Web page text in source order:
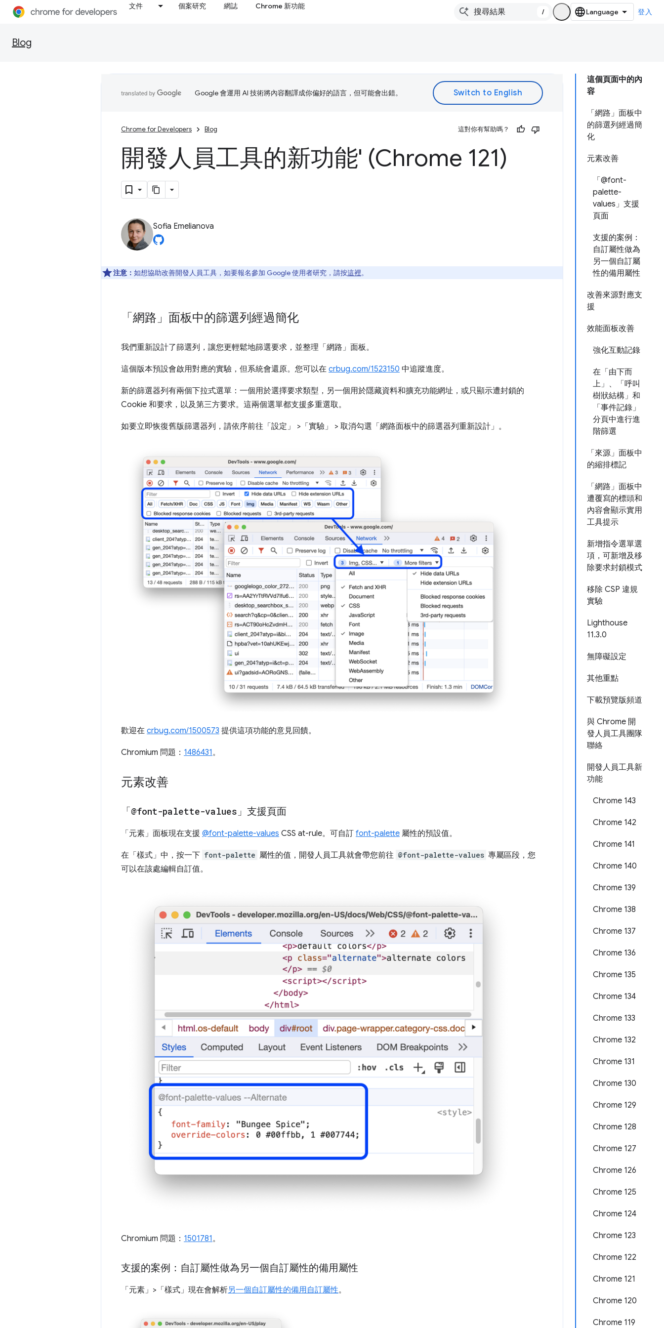
文件 個案研究 網誌 Chrome 新功能
/ 登入
Blog
這個頁面中的內
容
「網路」面板中
的篩選列經過簡
化
元素改善
「@font-
palette-
values」支援
頁面
支援的案例：
自訂屬性做為
另一個自訂屬
性的備用屬性
改善來源對應支
援
效能面板改善
強化互動記錄
在「由下而
上」、「呼叫
樹狀結構」和
「事件記錄」
分頁中進行進
階篩選
「來源」面板中
的縮排標記
「網路」面板中
遭覆寫的標頭和
內容會顯示實用
工具提示
新增指令選單選
項，可新增及移
除要求封鎖模式
移除 CSP 違規
實驗
Lighthouse
11.3.0
無障礙設定
其他重點
下載預覽版頻道
與 Chrome 開
發人員工具團隊
聯絡
開發人員工具新
功能
Chrome 143
Chrome 142
Chrome 141
Chrome 140
Chrome 139
Chrome 138
Chrome 137
Chrome 136
Chrome 135
Chrome 134
Chrome 133
Chrome 132
Chrome 131
Chrome 130
Chrome 129
Chrome 128
Chrome 127
Chrome 126
Chrome 125
Chrome 124
Chrome 123
Chrome 122
Chrome 121
Chrome 120
Chrome 119
Google 會運用 AI 技術將內容翻譯成你偏好的語言，但可能會出錯。
Chrome for Developers Blog 這對你有幫助嗎？
開發人員工具的新功能' (Chrome 121)
Sofia Emelianova
注意： 如想協助改善開發人員工具，如要報名參加 Google 使用者研究，請按這裡。
「網路」面板中的篩選列經過簡化
我們重新設計了篩選列，讓您更輕鬆地篩選要求，並整理「網路」 面板。
這個版本預設會啟用對應的實驗，但系統會還原。您可以在 crbug.com/1523150 中追蹤進度。
新的篩選器列有兩個下拉式選單：一個用於選擇要求類型，另一個用於隱藏資料和擴充功能網址，或只顯示遭封鎖的
Cookie 和要求，以及第三方要求。這兩個選單都支援多重選取。
如要立即恢復舊版篩選器列，請依序前往「設定」 >「實驗」 > 取消勾選「網路面板中的篩選器列重新設計」 。
歡迎在 crbug.com/1500573 提供這項功能的意見回饋。
Chromium 問題： 1486431。
元素改善
「@font-palette-values 」支援頁面
「元素」面板現在支援 @font-palette-values CSS at-rule。可自訂 font-palette 屬性的預設值。
在「樣式」 中，按一下 font-palette 屬性的值，開發人員工具就會帶您前往 @font-palette-values 專屬區段，您
可以在該處編輯自訂值。
Chromium 問題： 1501781。
支援的案例：自訂屬性做為另一個自訂屬性的備用屬性
「元素」>「樣式」現在會解析另一個自訂屬性的備用自訂屬性。